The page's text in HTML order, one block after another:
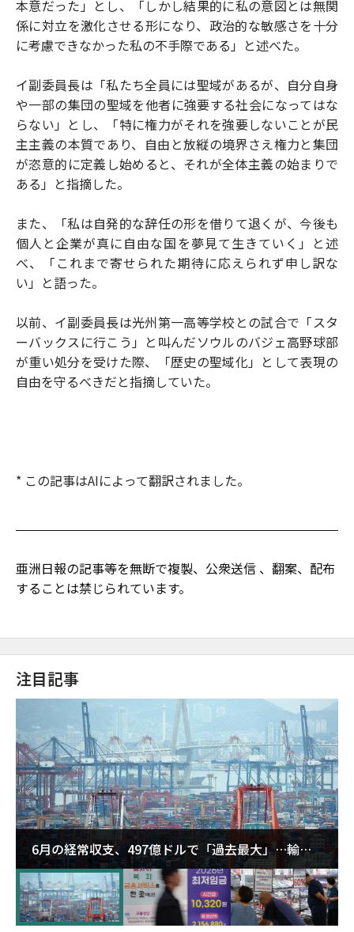
本意だった」とし、「しかし結果的に私の意図とは無関
係に対立を激化させる形になり、政治的な敏感さを十分
に考慮できなかった私の不手際である」と述べた。
イ副委員長は「私たち全員には聖域があるが、自分自身
や一部の集団の聖域を他者に強要する社会になってはな
らない」とし、「特に権力がそれを強要しないことが民
主主義の本質であり、自由と放縦の境界さえ権力と集団
が恣意的に定義し始めると、それが全体主義の始まりで
ある」と指摘した。
また、「私は自発的な辞任の形を借りて退くが、今後も
個人と企業が真に自由な国を夢見て生きていく」と述
べ、「これまで寄せられた期待に応えられず申し訳な
い」と語った。
以前、イ副委員長は光州第一高等学校との試合で「スタ
ーバックスに行こう」と叫んだソウルのバジェ高野球部
が重い処分を受けた際、「歴史の聖域化」として表現の
自由を守るべきだと指摘していた。
* この記事はAIによって翻訳されました。
亜洲日報の記事等を無断で複製、公衆送信 、翻案、配布
することは禁じられています。
注目記事
6月の経常収支、497億ドルで「過去最大」…輸出
が初の1000億ドル突破